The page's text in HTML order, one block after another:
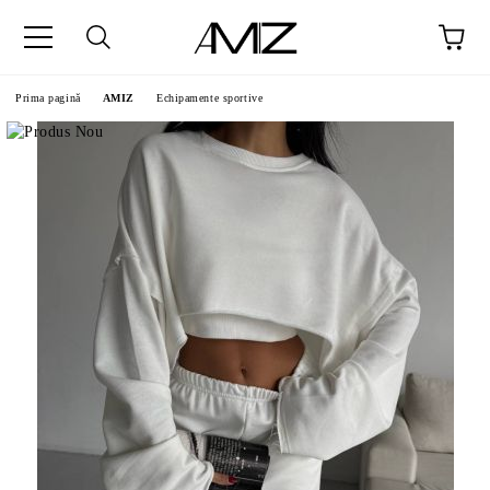
Prima pagină AMIZ Echipamente sportive